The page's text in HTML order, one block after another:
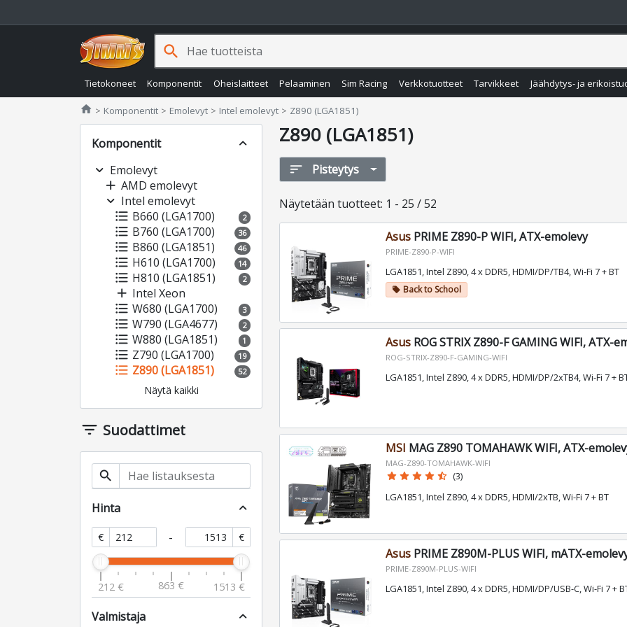
Tietokoneet Komponentit Oheislaitteet Pelaaminen Sim Racing Verkkotuotteet Tarvikkeet Jäähdytys- ja
search
home Jimms.fi
Komponentit Emolevyt Intel emolevyt Z890 (LGA1851)
Komponentit
expand_less
expand_more Emolevyt
add AMD emolevyt
expand_more Intel emolevyt
format_list_bulleted B660 (LGA1700) 2
format_list_bulleted B760 (LGA1700) 36
format_list_bulleted B860 (LGA1851) 46
format_list_bulleted H610 (LGA1700) 14
format_list_bulleted H810 (LGA1851) 2
add Intel Xeon
format_list_bulleted W680 (LGA1700) 3
format_list_bulleted W790 (LGA4677) 2
format_list_bulleted W880 (LGA1851) 1
format_list_bulleted Z790 (LGA1700) 19
format_list_bulleted Z890 (LGA1851) 52
Näytä kaikki
filter_list Suodattimet
search
Hinta expand_less
€ - €
212 € 863 € 1513 €
Valmistaja expand_less
Z890 (LGA1851)
sort Pisteytys
Näytetään tuotteet: 1 - 25 / 52
AsusPRIME Z890-P WIFI, ATX-emolevy
PRIME-Z890-P-WIFI
LGA1851, Intel Z890, 4 x DDR5, HDMI/DP/TB4, Wi-Fi 7 + BT
local_offer Back to School
AsusROG STRIX Z890-F GAMING WIFI, ATX-
ROG-STRIX-Z890-F-GAMING-WIFI
LGA1851, Intel Z890, 4 x DDR5, HDMI/DP/2xTB4, Wi-Fi 7 +
MSI MAG Z890 TOMAHAWK WIFI, ATX-
MAG-Z890-TOMAHAWK-WIFI
star star star star star_half (3)
LGA1851, Intel Z890, 4 x DDR5, HDMI/2xTB, Wi-Fi 7 + BT
AsusPRIME Z890M-PLUS WIFI, mATX-
PRIME-Z890M-PLUS-WIFI
LGA1851, Intel Z890, 4 x DDR5, HDMI/DP/USB-C, Wi-Fi 7 +